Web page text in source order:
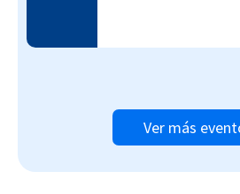
Ver más